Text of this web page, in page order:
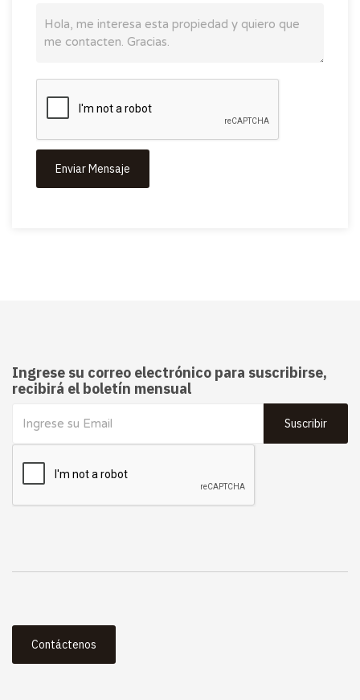
Enviar Mensaje
Ingrese su correo electrónico para suscribirse,
recibirá el boletín mensual
Suscribir
Contáctenos